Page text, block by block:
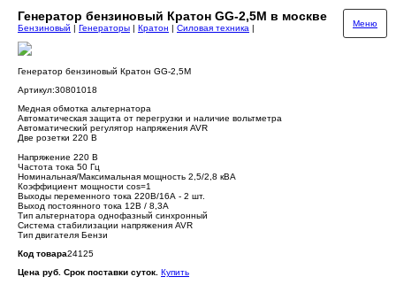
Генератор бензиновый Кратон GG-2,5M в москве
Меню
Бензиновый | Генераторы | Кратон | Силовая техника |
Генератор бензиновый Кратон GG-2,5M
Артикул:30801018
Медная обмотка альтернатора
Автоматическая защита от перегрузки и наличие вольтметра
Автоматический регулятор напряжения AVR
Две розетки 220 B
Напряжение 220 В
Частота тока 50 Гц
Номинальная/Максимальная мощность 2,5/2,8 кВА
Коэффициент мощности cos=1
Выходы переменного тока 220В/16А - 2 шт.
Выход постоянного тока 12В / 8,3А
Тип альтернатора однофазный синхронный
Система стабилизации напряжения AVR
Тип двигателя Бензи
Код товара24125
Цена руб. Срок поставки суток. Купить